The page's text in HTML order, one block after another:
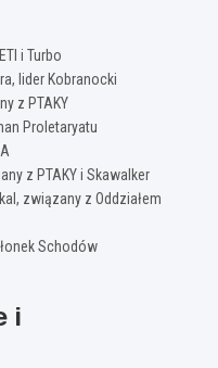
i Turbo
lider Kobranocki
z PTAKY
Proletaryatu
z PTAKY i Skawalker
związany z Oddziałem
Schodów
i